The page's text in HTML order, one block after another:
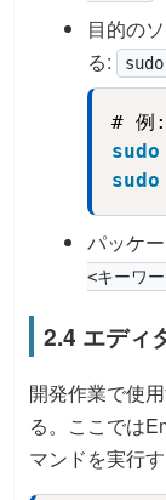
目的の
る:
sudo
sudo
パッケ
<キーワ
2.4 エディ
開発作業で使
る。ここでは
マンドを実行す